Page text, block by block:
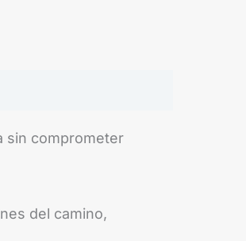
sin comprometer
del camino,